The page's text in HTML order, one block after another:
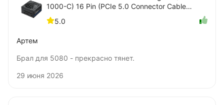
1000-C) 16 Pin (PCIe 5.0 Connector Cable
Details)
5.0
Артем
Брал для 5080 - прекрасно тянет.
29 июня 2026